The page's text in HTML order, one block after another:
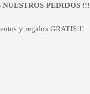
NUESTROS PEDIDOS !!!
y regalos GRATIS!!!